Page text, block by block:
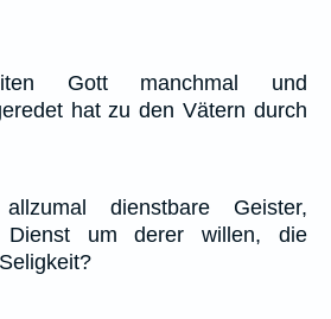
Gott manchmal und
hat zu den Vätern durch
dienstbare Geister,
Dienst um derer willen, die